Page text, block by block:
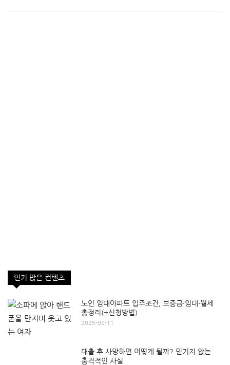
인기 많은 컨텐츠
노인 임대아파트 입주조건, 보증금·임대·월세
총정리(+신청방법)
2025-08-11
대출 후 사망하면 어떻게 될까? 믿기지 않는
충격적인 사실